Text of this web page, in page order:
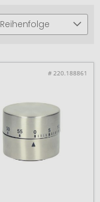
Reihenfolge
# 220.188861